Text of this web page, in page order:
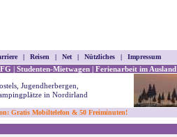
| Reisen | Net | Nützliches | Impressum
| Studenten-Mietwagen | Ferienarbeit im Ausland
Jugendherbergen,
in Nordirland
Gratis Mobiltelefon & 50 Freiminuten!